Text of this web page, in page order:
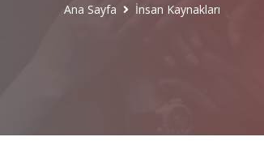
Ana Sayfa İnsan Kaynakları